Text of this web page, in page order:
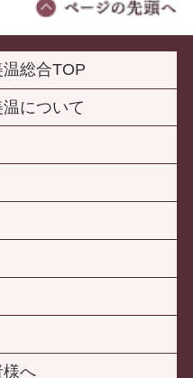
総合TOP
について
様へ